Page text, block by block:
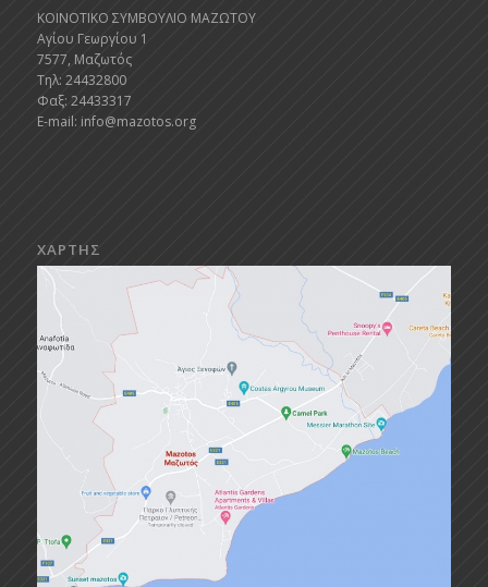
ΚΟΙΝΟΤΙΚΟ ΣΥΜΒΟΥΛΙΟ ΜΑΖΩΤΟΥ
Αγίου Γεωργίου 1
7577, Μαζωτός
Τηλ: 24432800
Φαξ: 24433317
E-mail: info@mazotos.org
ΧΑΡΤΗΣ